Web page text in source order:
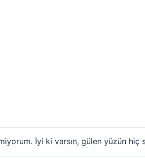
İyi ki varsın, gülen yüzün hiç